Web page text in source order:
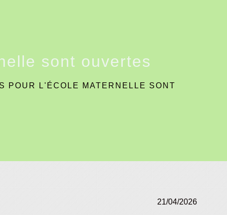
sont ouvertes
POUR L'ÉCOLE MATERNELLE SONT
21/04/2026